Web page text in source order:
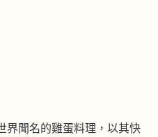
界聞名的雞蛋料理，以其快